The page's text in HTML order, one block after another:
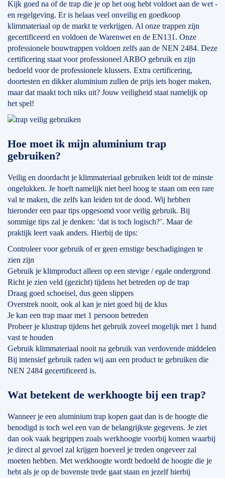
Kijk goed na of de trap die je op het oog hebt voldoet aan de wet -
en regelgeving. Er is helaas veel onveilig en goedkoop
klimmateriaal op de markt te verkrijgen. Al onze trappen zijn
gecertificeerd en voldoen de Warenwet en de EN131. Onze
professionele bouwtrappen voldoen zelfs aan de NEN 2484. Deze
certificering staat voor professioneel ARBO gebruik en zijn
bedoeld voor de professionele klussers. Extra certificering,
doortesten en dikker aluminium zullen de prijs iets hoger maken,
maar dat maakt toch niks uit? Jouw veiligheid staat namelijk op
het spel!
Hoe moet ik mijn aluminium trap
gebruiken?
Veilig en doordacht je klimmateriaal gebruiken leidt tot de minste
ongelukken. Je hoeft namelijk niet heel hoog te staan om een rare
val te maken, die zelfs kan leiden tot de dood. Wij hebben
hieronder een paar tips opgesomd voor veilig gebruik. Bij
sommige tips zal je denken: ‘dat is toch logisch?’. Maar de
praktijk leert vaak anders. Hierbij de tips:
Controleer voor gebruik of er geen ernstige beschadigingen te
zien zijn
Gebruik je klimproduct alleen op een stevige / egale ondergrond
Richt je zien veld (gezicht) tijdens het betreden op de trap
Draag goed schoeisel, dus geen slippers
Overstrek nooit, ook al kan je niet goed bij de klus
Je kan een trap maar met 1 persoon betreden
Probeer je klustrap tijdens het gebruik zoveel mogelijk met 1 hand
vast te houden
Gebruik klimmateriaal nooit na gebruik van verdovende middelen
Bij intensief gebruik raden wij aan een product te gebruiken die
NEN 2484 gecertificeerd is.
Wat betekent de werkhoogte bij een trap?
Wanneer je een aluminium trap kopen gaat dan is de hoogte die
benodigd is toch wel een van de belangrijkste gegevens. Je ziet
dan ook vaak begrippen zoals werkhoogte voorbij komen waarbij
je direct al gevoel zal krijgen hoeveel je treden ongeveer zal
moeten hebben. Met werkhoogte wordt bedoeld de hoogte die je
hebt als je op de bovenste trede gaat staan en jezelf hierbij